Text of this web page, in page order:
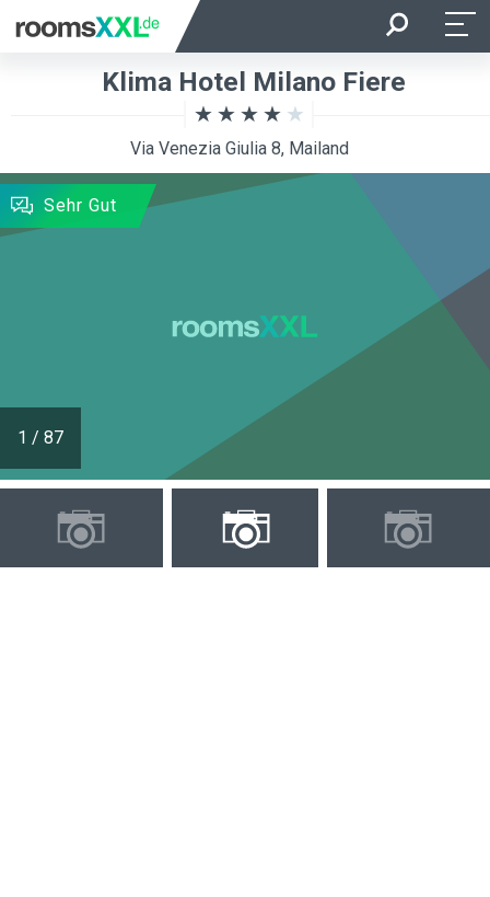
Belegung je Zimmer Zimmer
SUCHEN
Klima Hotel Milano Fiere
Via Venezia Giulia 8, Mailand
1 / 87
Sehr Gut